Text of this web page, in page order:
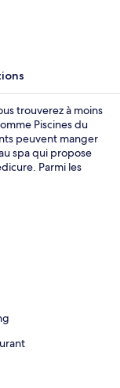
trouverez à moins
Piscines du
peuvent manger
spa qui propose
Parmi les